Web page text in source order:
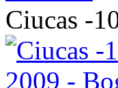
Ciucas -